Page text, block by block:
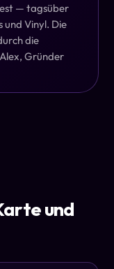
— tagsüber
und Vinyl. Die
die
Gründer
und